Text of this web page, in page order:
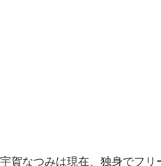
宇賀なつみは現在、独身でフ